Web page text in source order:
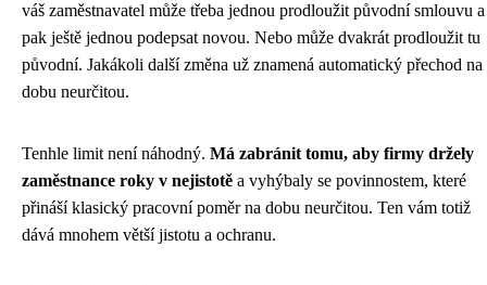
váš zaměstnavatel může třeba jednou prodloužit původní smlouvu a
pak ještě jednou podepsat novou. Nebo může dvakrát prodloužit tu
původní. Jakákoli další změna už znamená automatický přechod na
dobu neurčitou.
Tenhle limit není náhodný. Má zabránit tomu, aby firmy držely
zaměstnance roky v nejistotě a vyhýbaly se povinnostem, které
přináší klasický pracovní poměr na dobu neurčitou. Ten vám totiž
dává mnohem větší jistotu a ochranu.